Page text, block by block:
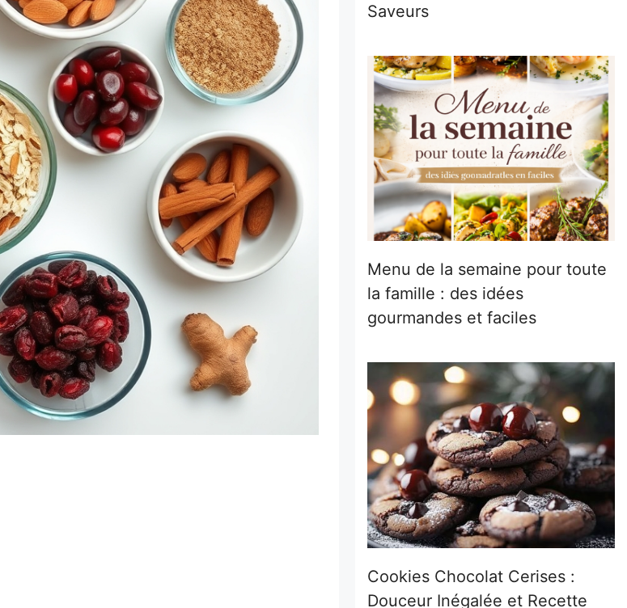
Saveurs
Menu de la semaine pour toute
la famille : des idées
gourmandes et faciles
Cookies Chocolat Cerises :
Douceur Inégalée et Recette